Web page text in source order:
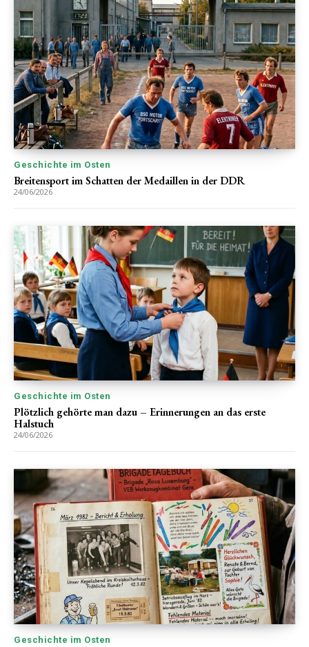
Geschichte im Osten
Breitensport im Schatten der Medaillen in der DDR
24/06/2026
Geschichte im Osten
Plötzlich gehörte man dazu – Erinnerungen an das erste
Halstuch
24/06/2026
Geschichte im Osten